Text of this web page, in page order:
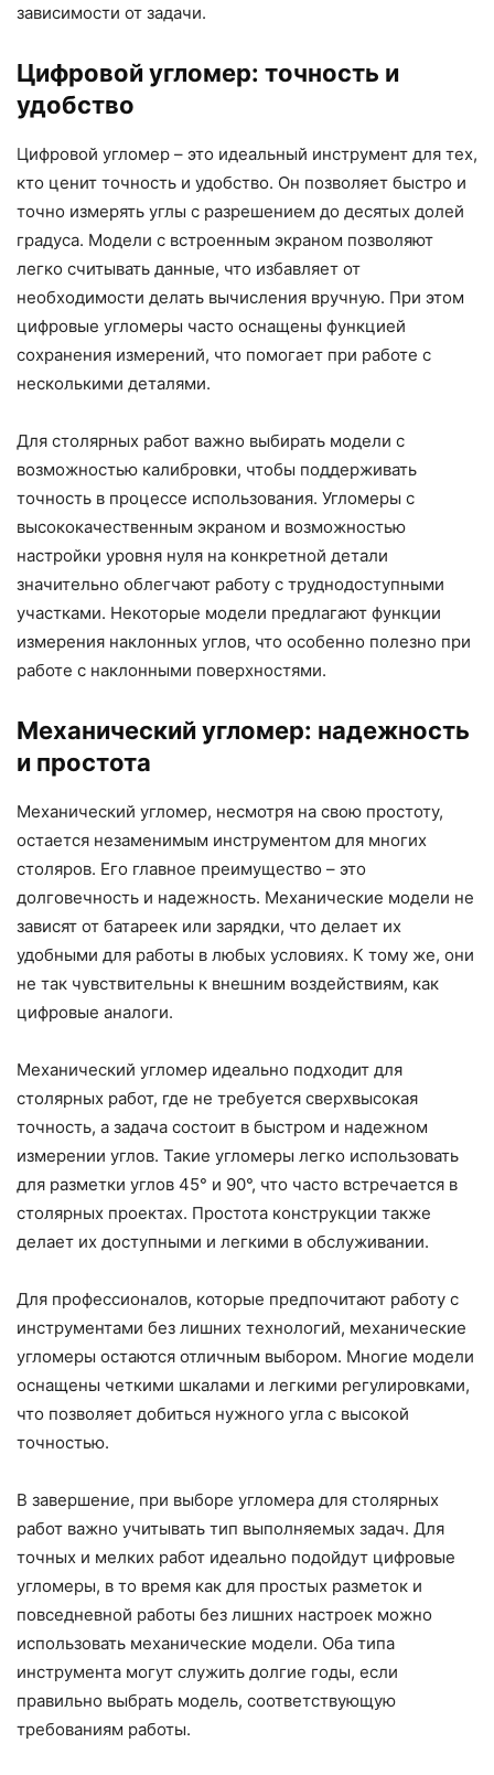
зависимости от задачи.
Цифровой угломер: точность и
удобство
Цифровой угломер – это идеальный инструмент для тех,
кто ценит точность и удобство. Он позволяет быстро и
точно измерять углы с разрешением до десятых долей
градуса. Модели с встроенным экраном позволяют
легко считывать данные, что избавляет от
необходимости делать вычисления вручную. При этом
цифровые угломеры часто оснащены функцией
сохранения измерений, что помогает при работе с
несколькими деталями.
Для столярных работ важно выбирать модели с
возможностью калибровки, чтобы поддерживать
точность в процессе использования. Угломеры с
высококачественным экраном и возможностью
настройки уровня нуля на конкретной детали
значительно облегчают работу с труднодоступными
участками. Некоторые модели предлагают функции
измерения наклонных углов, что особенно полезно при
работе с наклонными поверхностями.
Механический угломер: надежность
и простота
Механический угломер, несмотря на свою простоту,
остается незаменимым инструментом для многих
столяров. Его главное преимущество – это
долговечность и надежность. Механические модели не
зависят от батареек или зарядки, что делает их
удобными для работы в любых условиях. К тому же, они
не так чувствительны к внешним воздействиям, как
цифровые аналоги.
Механический угломер идеально подходит для
столярных работ, где не требуется сверхвысокая
точность, а задача состоит в быстром и надежном
измерении углов. Такие угломеры легко использовать
для разметки углов 45° и 90°, что часто встречается в
столярных проектах. Простота конструкции также
делает их доступными и легкими в обслуживании.
Для профессионалов, которые предпочитают работу с
инструментами без лишних технологий, механические
угломеры остаются отличным выбором. Многие модели
оснащены четкими шкалами и легкими регулировками,
что позволяет добиться нужного угла с высокой
точностью.
В завершение, при выборе угломера для столярных
работ важно учитывать тип выполняемых задач. Для
точных и мелких работ идеально подойдут цифровые
угломеры, в то время как для простых разметок и
повседневной работы без лишних настроек можно
использовать механические модели. Оба типа
инструмента могут служить долгие годы, если
правильно выбрать модель, соответствующую
требованиям работы.